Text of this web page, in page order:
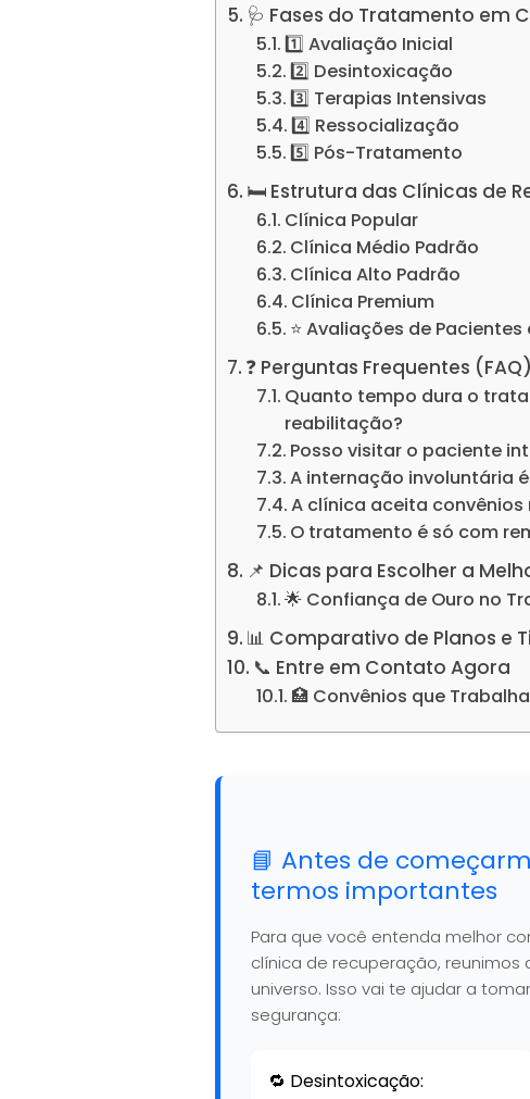
🩺 Fases do Tratamento em
1️⃣ Avaliação Inicial
2️⃣ Desintoxicação
3️⃣ Terapias Intensivas
4️⃣ Ressocialização
5️⃣ Pós-Tratamento
🛏️ Estrutura das Clínicas de
Clínica Popular
Clínica Médio Padrão
Clínica Alto Padrão
Clínica Premium
⭐ Avaliações de Pacientes
❓ Perguntas Frequentes (FAQ)
Quanto tempo dura o
reabilitação?
Posso visitar o paciente
A internação involuntária
A clínica aceita convênios
O tratamento é só com
📌 Dicas para Escolher a
🌟 Confiança de Ouro no
📊 Comparativo de Planos e
📞 Entre em Contato Agora
🏥 Convênios que
📘 Antes de
termos importantes
Para que você entenda melhor
clínica de recuperação, reunimos
universo. Isso vai te ajudar a
segurança:
🔁 Desintoxicação: